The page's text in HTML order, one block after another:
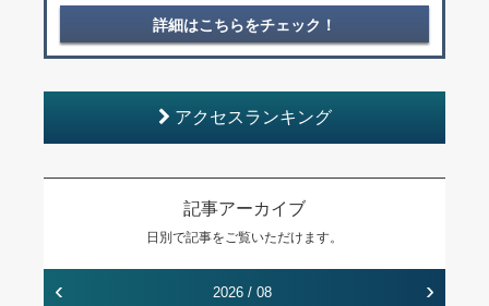
詳細はこちらをチェック！
アクセスランキング
記事アーカイブ
日別で記事をご覧いただけます。
‹ 2026 / 08 ›